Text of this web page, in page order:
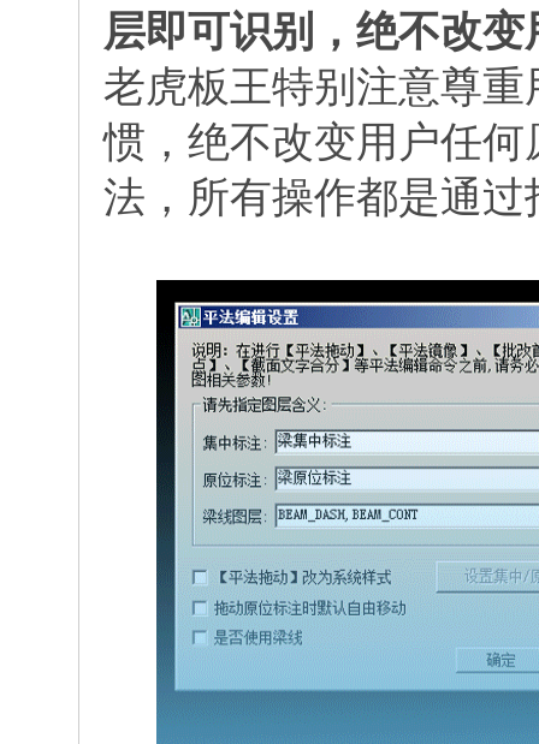
层即可识别，绝不改
老虎板王特别注意尊
惯， 绝不改变用户任何
法，所有操作都是通过